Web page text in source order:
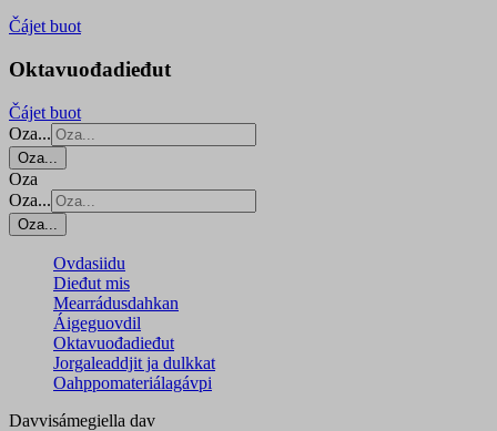
Čájet buot
Oktavuođadieđut
Čájet buot
Oza...
Oza...
Oza
Oza...
Oza...
Ovdasiidu
Dieđut mis
Mearrádusdahkan
Áigeguovdil
Oktavuođadieđut
Jorgaleaddjit ja dulkkat
Oahppomateriálagávpi
Davvisámegiella dav